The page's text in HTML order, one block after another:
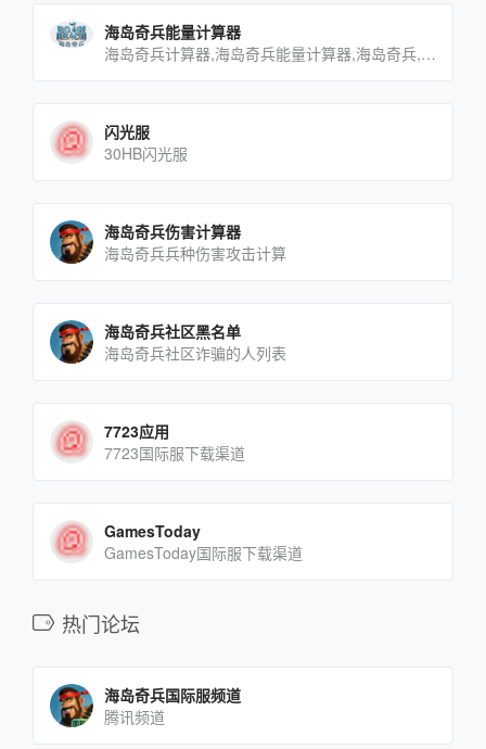
海岛奇兵能量计算器
海岛奇兵计算器,海岛奇兵能量计算器,海岛奇兵,游戏,辅助,任务,特遣队
闪光服
30HB闪光服
海岛奇兵伤害计算器
海岛奇兵兵种伤害攻击计算
海岛奇兵社区黑名单
海岛奇兵社区诈骗的人列表
7723应用
7723国际服下载渠道
GamesToday
GamesToday国际服下载渠道
热门论坛
海岛奇兵国际服频道
腾讯频道